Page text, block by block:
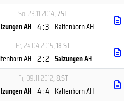
So, 23.11.2014, 7.ST
AH 4 : 3 Kaltenborn AH
Fr, 24.04.2015, 18.ST
AH 2 : 2 Salzungen AH
Fr, 09.11.2012, 8.ST
AH 4 : 4 Kaltenborn AH